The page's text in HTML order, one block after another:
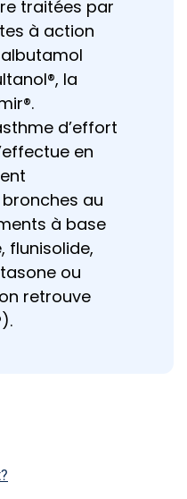
traitées par
à action
la
d’effort
en
au
à base
flunisolide,
ou
retrouve